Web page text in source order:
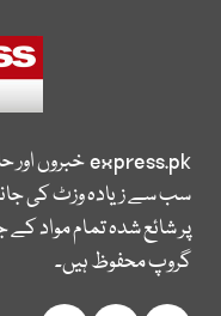
express.pkخبروں
سب سے زیادہ وزٹ کی
پر شائع شدہ تمام مواد
گروپ محفوظ ہیں۔